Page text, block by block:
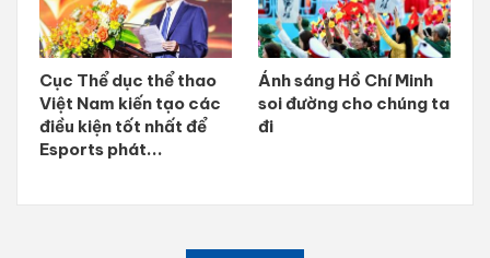
Cục Thể dục thể thao
Việt Nam kiến tạo các
điều kiện tốt nhất để
Esports phát...
Ánh sáng Hồ Chí Minh
soi đường cho chúng ta
đi